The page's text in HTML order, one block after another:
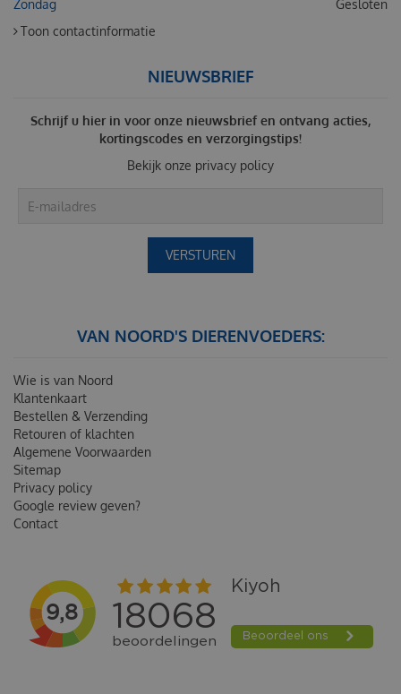
Zondag
Gesloten
Toon contactinformatie
NIEUWSBRIEF
Schrijf u hier in voor onze nieuwsbrief en ontvang acties,
kortingscodes en verzorgingstips!
Bekijk onze privacy policy
VAN NOORD'S DIERENVOEDERS:
Wie is van Noord
Klantenkaart
Bestellen & Verzending
Retouren of klachten
Algemene Voorwaarden
Sitemap
Privacy policy
Google review geven?
Contact